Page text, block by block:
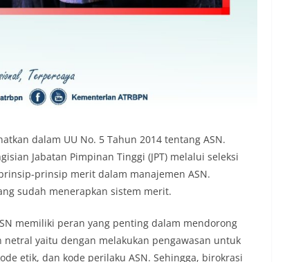
dalam UU No. 5 Tahun 2014 tentang ASN.
Jabatan Pimpinan Tinggi (JPT) melalui seleksi
prinsip merit dalam manajemen ASN.
sudah menerapkan sistem merit.
memiliki peran yang penting dalam mendorong
yaitu dengan melakukan pengawasan untuk
etik, dan kode perilaku ASN. Sehingga, birokrasi